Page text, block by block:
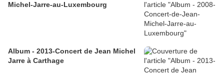
Michel-Jarre-au-Luxembourg
Album - 2013-Concert de Jean Michel
Jarre à Carthage